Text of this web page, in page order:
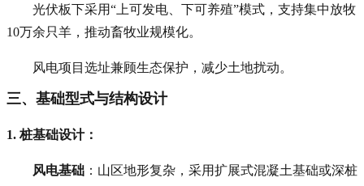
光伏板下采用“上可发电、下可养殖”模式，支持集中放牧
10万余只羊，推动畜牧业规模化。
风电项目选址兼顾生态保护，减少土地扰动。
三、基础型式与结构设计
1. 桩基础设计：
风电基础 ：山区地形复杂，采用扩展式混凝土基础或深桩